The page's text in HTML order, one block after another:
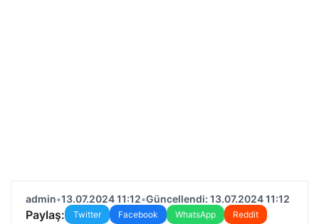
admin•13.07.2024 11:12•Güncellendi: 13.07.2024 11:12
Paylaş: Twitter Facebook WhatsApp
Reddit